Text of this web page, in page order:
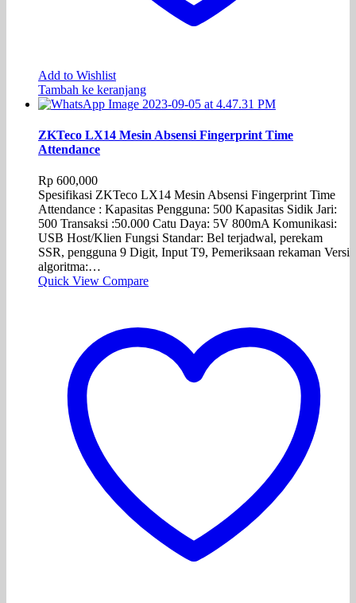
Add to Wishlist
Tambah ke keranjang
ZKTeco LX14 Mesin Absensi Fingerprint Time
Attendance
Rp 600,000
Spesifikasi ZKTeco LX14 Mesin Absensi Fingerprint Time
Attendance : Kapasitas Pengguna: 500 Kapasitas Sidik Jari:
500 Transaksi :50.000 Catu Daya: 5V 800mA Komunikasi:
USB Host/Klien Fungsi Standar: Bel terjadwal, perekam
SSR, pengguna 9 Digit, Input T9, Pemeriksaan rekaman Versi
algoritma:…
Quick View Compare